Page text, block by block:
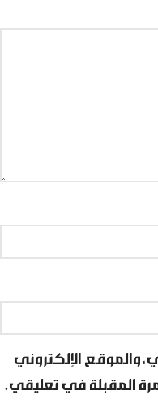
والموقع الإلكتروني
المقبلة في تعليقي.